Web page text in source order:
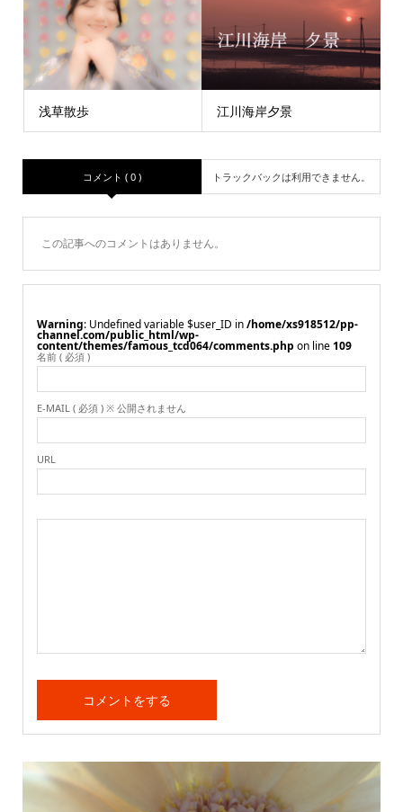
浅草散歩 江川海岸夕景
コメント ( 0 ) トラックバックは利用できません。
この記事へのコメントはありません。
Warning : Undefined variable $user_ID in/home/xs918512/pp-
channel.com/public_html/wp-
content/themes/famous_tcd064/comments.php on line109
名前 ( 必須 )
E-MAIL ( 必須 ) ※ 公開されません
URL